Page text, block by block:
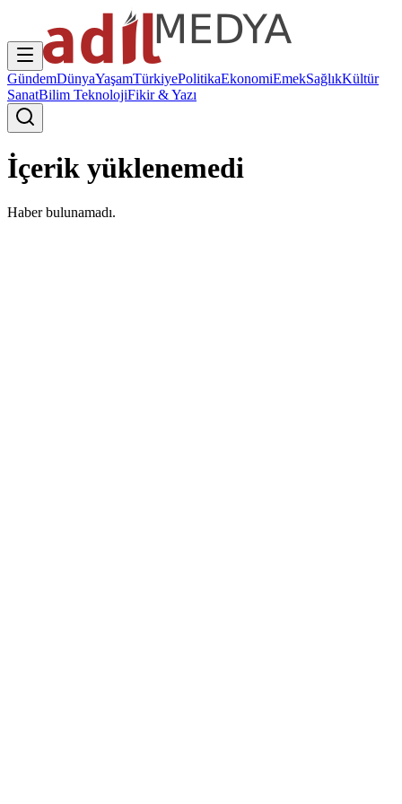
GündemDünyaYaşamTürkiyePolitikaEkonomiEmekSağlıkKültür
SanatBilim TeknolojiFikir & Yazı
İçerik yüklenemedi
Haber bulunamadı.